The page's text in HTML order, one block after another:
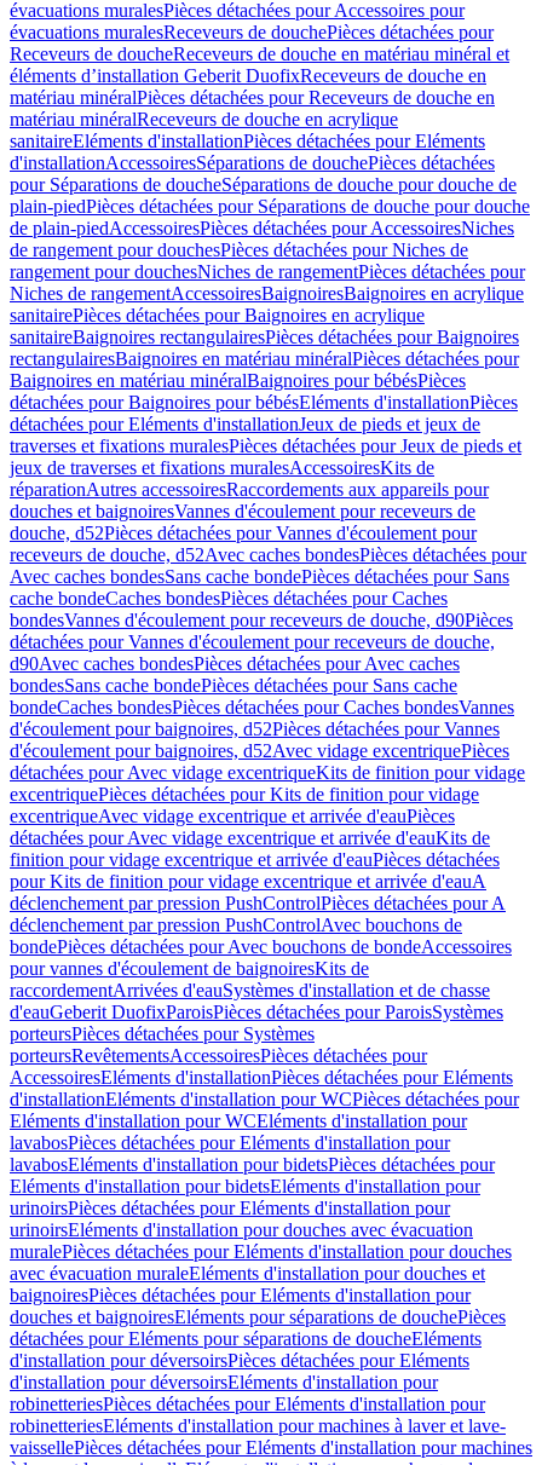
évacuations muralesPièces détachées pour Accessoires pour
évacuations muralesReceveurs de douchePièces détachées pour
Receveurs de doucheReceveurs de douche en matériau minéral et
éléments d’installation Geberit DuofixReceveurs de douche en
matériau minéralPièces détachées pour Receveurs de douche en
matériau minéralReceveurs de douche en acrylique
sanitaireEléments d'installationPièces détachées pour Eléments
d'installationAccessoiresSéparations de douchePièces détachées
pour Séparations de doucheSéparations de douche pour douche de
plain-piedPièces détachées pour Séparations de douche pour douche
de plain-piedAccessoiresPièces détachées pour AccessoiresNiches
de rangement pour douchesPièces détachées pour Niches de
rangement pour douchesNiches de rangementPièces détachées pour
Niches de rangementAccessoiresBaignoiresBaignoires en acrylique
sanitairePièces détachées pour Baignoires en acrylique
sanitaireBaignoires rectangulairesPièces détachées pour Baignoires
rectangulairesBaignoires en matériau minéralPièces détachées pour
Baignoires en matériau minéralBaignoires pour bébésPièces
détachées pour Baignoires pour bébésEléments d'installationPièces
détachées pour Eléments d'installationJeux de pieds et jeux de
traverses et fixations muralesPièces détachées pour Jeux de pieds et
jeux de traverses et fixations muralesAccessoiresKits de
réparationAutres accessoiresRaccordements aux appareils pour
douches et baignoiresVannes d'écoulement pour receveurs de
douche, d52Pièces détachées pour Vannes d'écoulement pour
receveurs de douche, d52Avec caches bondesPièces détachées pour
Avec caches bondesSans cache bondePièces détachées pour Sans
cache bondeCaches bondesPièces détachées pour Caches
bondesVannes d'écoulement pour receveurs de douche, d90Pièces
détachées pour Vannes d'écoulement pour receveurs de douche,
d90Avec caches bondesPièces détachées pour Avec caches
bondesSans cache bondePièces détachées pour Sans cache
bondeCaches bondesPièces détachées pour Caches bondesVannes
d'écoulement pour baignoires, d52Pièces détachées pour Vannes
d'écoulement pour baignoires, d52Avec vidage excentriquePièces
détachées pour Avec vidage excentriqueKits de finition pour vidage
excentriquePièces détachées pour Kits de finition pour vidage
excentriqueAvec vidage excentrique et arrivée d'eauPièces
détachées pour Avec vidage excentrique et arrivée d'eauKits de
finition pour vidage excentrique et arrivée d'eauPièces détachées
pour Kits de finition pour vidage excentrique et arrivée d'eauA
déclenchement par pression PushControlPièces détachées pour A
déclenchement par pression PushControlAvec bouchons de
bondePièces détachées pour Avec bouchons de bondeAccessoires
pour vannes d'écoulement de baignoiresKits de
raccordementArrivées d'eauSystèmes d'installation et de chasse
d'eauGeberit DuofixParoisPièces détachées pour ParoisSystèmes
porteursPièces détachées pour Systèmes
porteursRevêtementsAccessoiresPièces détachées pour
AccessoiresEléments d'installationPièces détachées pour Eléments
d'installationEléments d'installation pour WCPièces détachées pour
Eléments d'installation pour WCEléments d'installation pour
lavabosPièces détachées pour Eléments d'installation pour
lavabosEléments d'installation pour bidetsPièces détachées pour
Eléments d'installation pour bidetsEléments d'installation pour
urinoirsPièces détachées pour Eléments d'installation pour
urinoirsEléments d'installation pour douches avec évacuation
muralePièces détachées pour Eléments d'installation pour douches
avec évacuation muraleEléments d'installation pour douches et
baignoiresPièces détachées pour Eléments d'installation pour
douches et baignoiresEléments pour séparations de douchePièces
détachées pour Eléments pour séparations de doucheEléments
d'installation pour déversoirsPièces détachées pour Eléments
d'installation pour déversoirsEléments d'installation pour
robinetteriesPièces détachées pour Eléments d'installation pour
robinetteriesEléments d'installation pour machines à laver et lave-
vaissellePièces détachées pour Eléments d'installation pour machines